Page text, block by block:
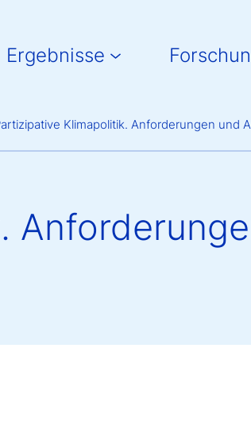
Ergebnisse
Klimapolitik. Anforderungen und